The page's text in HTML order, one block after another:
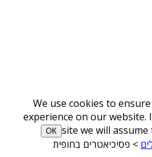
We use cookies to
experience on our
site we will
ОК
> פסיכיאטרים בחופית